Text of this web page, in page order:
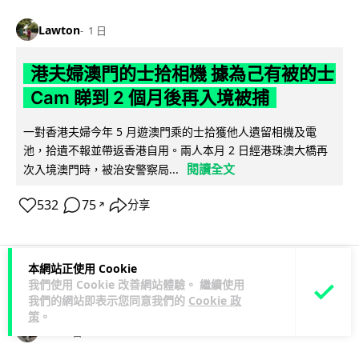
本網站正使用 Cookie
我們使用 Cookie 改善網站體驗。 繼續使用
我們的網站即表示您同意我們的 Cookie 政
策 。
Lawton 1 日
港夫婦澳門的士拾相機 據為己有被的士
Cam 睇到 2 個月後再入境被捕
一對香港夫婦今年 5 月遊澳門乘的士拾獲他人遺留相機及電
池，拾遺不報並帶返香港自用。兩人本月 2 日經港珠澳大橋再
次入境澳門時，被治安警察局...
閱讀全文
532 75 ↗ 分享
3C科技 家居無線